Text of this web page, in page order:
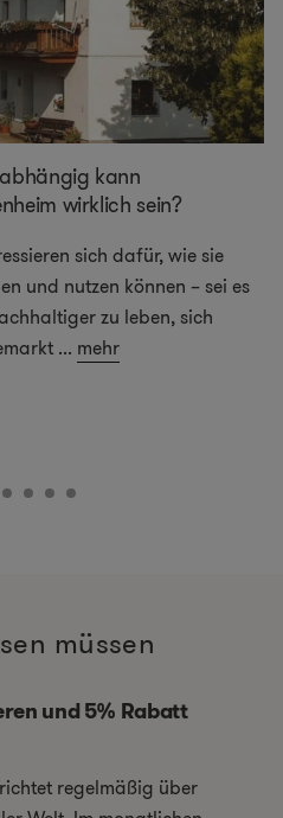
kann
wirklich sein?
sich dafür, wie sie
und nutzen können – sei es
zu leben, sich
... mehr
müssen
und 5% Rabatt
regelmäßig über